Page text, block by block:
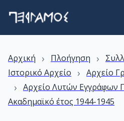
Αρχική › Πλοήγηση ›
Ιστορικό Αρχείο › Αρχείο
› Αρχείο Λυτών Εγγράφων
Ακαδημαϊκό έτος 1944-1945